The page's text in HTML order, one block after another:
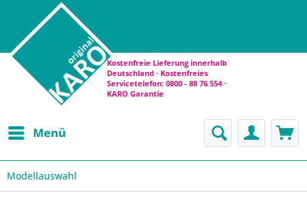
Kostenfreie Lieferung innerhalb
Deutschland · Kostenfreies
Servicetelefon: 0800 - 88 76 554 ·
KARO Garantie
Menü
Modellauswahl